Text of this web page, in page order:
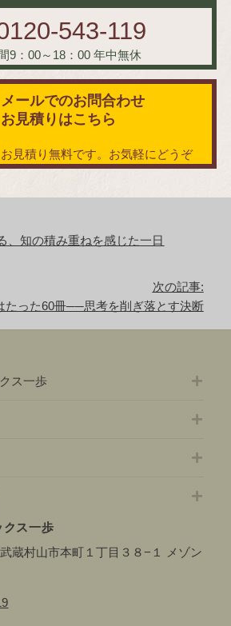
543-119
9：00～18：00 年中無休
メールでのお問合わせ
お見積りはこちら
お見積り無料です。お気軽にどうぞ
、知の積み重ねを感じた一日
次の記事:
たった60冊──思考を削ぎ落とす決断
ス一歩
クス一歩
蔵村山市本町１丁目３８−１ メゾン